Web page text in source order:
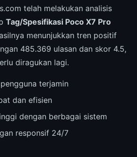
telah melakukan analisis
Tag/Spesifikasi Poco X7 Pro
menunjukkan tren positif
485.369 ulasan dan skor 4.5,
diragukan lagi.
terjamin
dan efisien
dengan berbagai sistem
responsif 24/7